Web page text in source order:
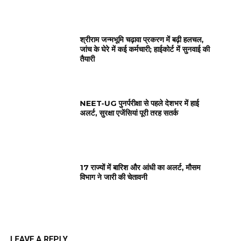
श्रीराम जन्मभूमि चढ़ावा प्रकरण में बढ़ी हलचल,
जांच के घेरे में कई कर्मचारी; हाईकोर्ट में सुनवाई की
तैयारी
NEET-UG पुनर्परीक्षा से पहले देशभर में हाई
अलर्ट, सुरक्षा एजेंसियां पूरी तरह सतर्क
17 राज्यों में बारिश और आंधी का अलर्ट, मौसम
विभाग ने जारी की चेतावनी
LEAVE A REPLY